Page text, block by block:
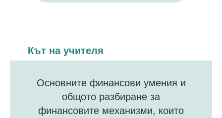
Кът на учителя
Основните финансови умения и
общото разбиране за
финансовите механизми, които